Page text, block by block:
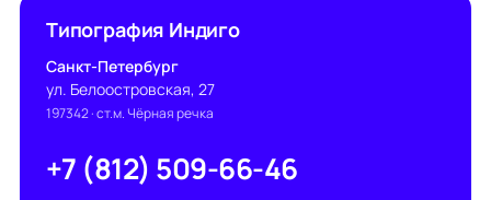
Типография Индиго
Санкт-Петербург
ул. Белоостровская, 27
197342· ст.м. Чёрная речка
+7 (812) 509-66-46